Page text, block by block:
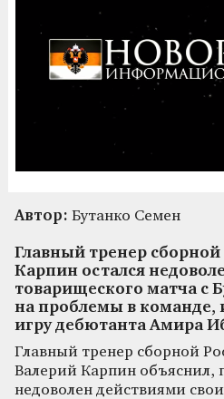
Автор: Бутанко Семен
Главный тренер
Карпин остался
товарищеского матча с
на проблемы в команде,
игру дебютанта Амира
Главный тренер сборной
Валерий Карпин объяснил,
недоволен действиями